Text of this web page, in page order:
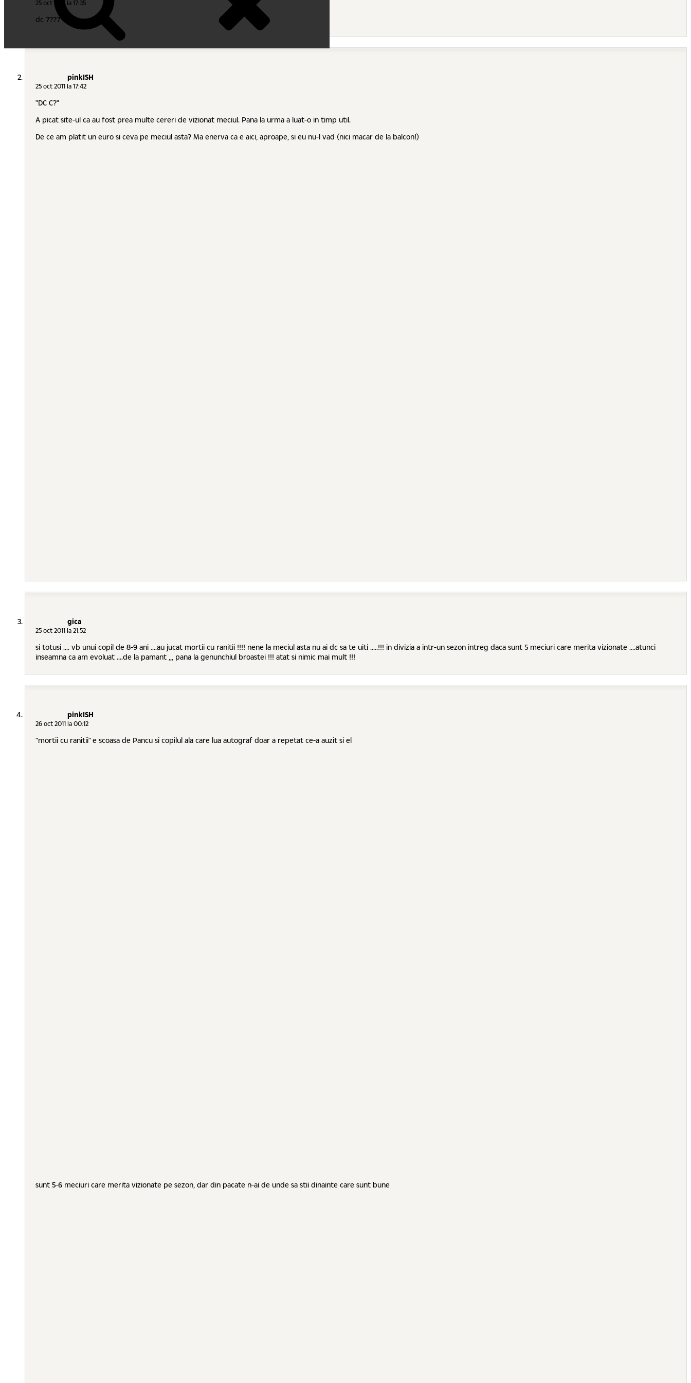
25 oct 2011 la 17:35
dc ????
pinkISH
25 oct 2011 la 17:42
"DC C?"
A picat site-ul ca au fost prea multe cereri de vizionat meciul. Pana la urma a luat-o in timp util.
De ce am platit un euro si ceva pe meciul asta? Ma enerva ca e aici, aproape, si eu nu-l vad (nici macar de la balcon!)
gica
25 oct 2011 la 21:52
si totusi .... vb unui copil de 8-9 ani ....au jucat mortii cu ranitii !!!! nene la meciul asta nu ai dc sa te uiti .....!!! in divizia a intr-un sezon intreg daca sunt 5 meciuri care merita vizionate ....atunci
inseamna ca am evoluat ....de la pamant ,,, pana la genunchiul broastei !!! atat si nimic mai mult !!!
pinkISH
26 oct 2011 la 00:12
"mortii cu ranitii" e scoasa de Pancu si copilul ala care lua autograf doar a repetat ce-a auzit si el
sunt 5-6 meciuri care merita vizionate pe sezon, dar din pacate n-ai de unde sa stii dinainte care sunt bune